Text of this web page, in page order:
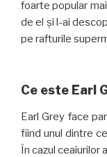
foarte popular
de el și l-ai
pe rafturile
Ce este Earl
Earl Grey face
fiind unul dintre
În cazul ceaiurilor